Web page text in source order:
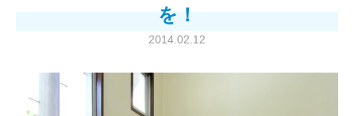
を！
2014.02.12